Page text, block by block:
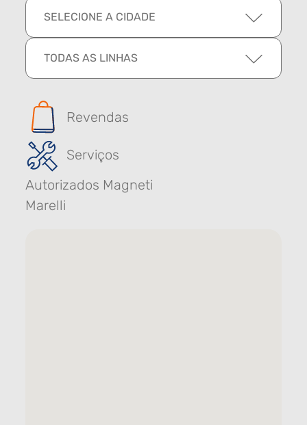
SELECIONE A CIDADE
TODAS AS LINHAS
Revendas
Serviços
Autorizados Magneti
Marelli